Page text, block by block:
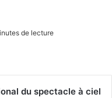
de lecture
du spectacle à ciel